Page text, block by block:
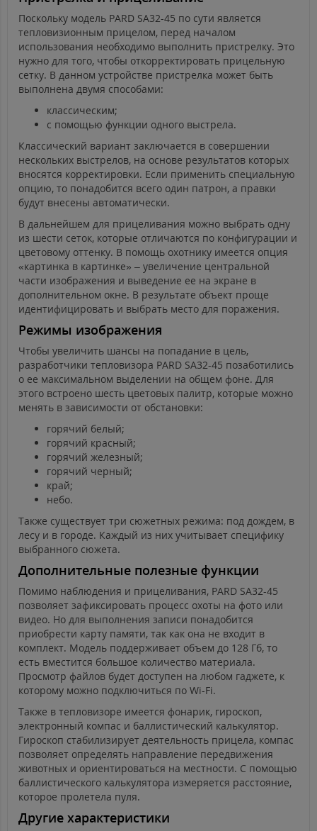
Поскольку модель PARD SA32-45 по сути является
тепловизионным прицелом, перед началом
использования необходимо выполнить пристрелку. Это
нужно для того, чтобы откорректировать прицельную
сетку. В данном устройстве пристрелка может быть
выполнена двумя способами:
классическим;
с помощью функции одного выстрела.
Классический вариант заключается в совершении
нескольких выстрелов, на основе результатов которых
вносятся корректировки. Если применить специальную
опцию, то понадобится всего один патрон, а правки
будут внесены автоматически.
В дальнейшем для прицеливания можно выбрать одну
из шести сеток, которые отличаются по конфигурации и
цветовому оттенку. В помощь охотнику имеется опция
«картинка в картинке» – увеличение центральной
части изображения и выведение ее на экране в
дополнительном окне. В результате объект проще
идентифицировать и выбрать место для поражения.
Режимы изображения
Чтобы увеличить шансы на попадание в цель,
разработчики тепловизора PARD SA32-45 позаботились
о ее максимальном выделении на общем фоне. Для
этого встроено шесть цветовых палитр, которые можно
менять в зависимости от обстановки:
горячий белый;
горячий красный;
горячий железный;
горячий черный;
край;
небо.
Также существует три сюжетных режима: под дождем, в
лесу и в городе. Каждый из них учитывает специфику
выбранного сюжета.
Дополнительные полезные функции
Помимо наблюдения и прицеливания, PARD SA32-45
позволяет зафиксировать процесс охоты на фото или
видео. Но для выполнения записи понадобится
приобрести карту памяти, так как она не входит в
комплект. Модель поддерживает объем до 128 Гб, то
есть вместится большое количество материала.
Просмотр файлов будет доступен на любом гаджете, к
которому можно подключиться по Wi-Fi.
Также в тепловизоре имеется фонарик, гироскоп,
электронный компас и баллистический калькулятор.
Гироскоп стабилизирует деятельность прицела, компас
позволяет определять направление передвижения
животных и ориентироваться на местности. С помощью
баллистического калькулятора измеряется расстояние,
которое пролетела пуля.
Другие характеристики